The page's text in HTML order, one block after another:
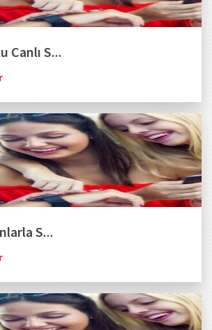
Canlı S...
S...